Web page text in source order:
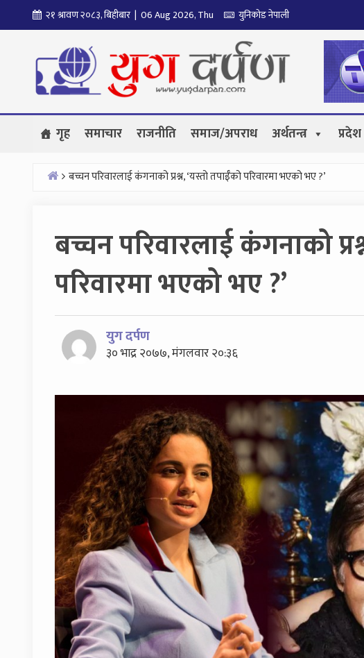
to
२१ श्रावण २०८३, बिहीबार | 06 Aug 2026, Thu युनिकोड नेपाली
गृह समाचार राजनीति समाज/अपराध अर्थतन्त्र प्रदेश
बच्चन परिवारलाई कंगनाको प्रश्न, ‘यस्तो तपाईँको परिवारमा भएको भए ?’
बच्चन परिवारलाई कंगनाको
परिवारमा भएको भए ?’
युग दर्पण
३० भाद्र २०७७, मंगलवार २०:३६